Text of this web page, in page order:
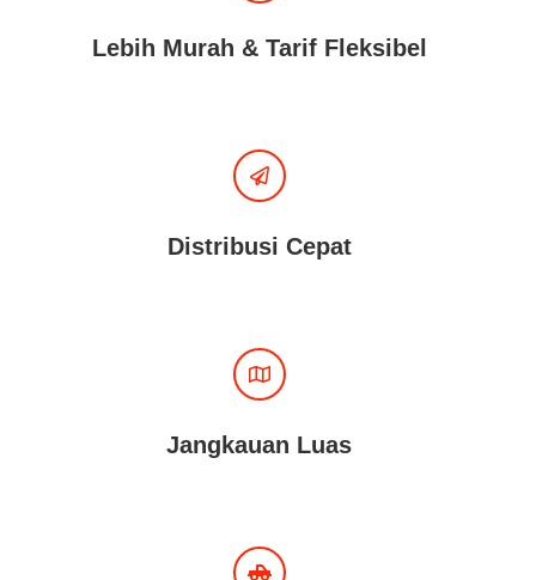
Lebih Murah & Tarif Fleksibel
Distribusi Cepat
Jangkauan Luas